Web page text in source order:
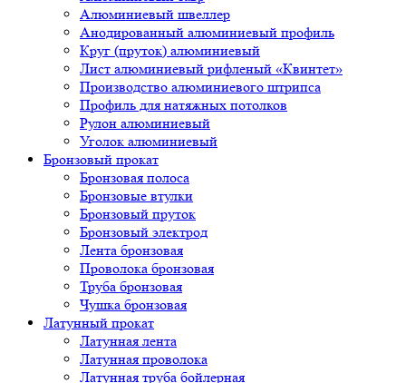
Алюминиевый швеллер
Анодированный алюминиевый профиль
Круг (пруток) алюминиевый
Лист алюминиевый рифленый «Квинтет»
Производство алюминиевого штрипса
Профиль для натяжных потолков
Рулон алюминиевый
Уголок алюминиевый
Бронзовый прокат
Бронзовая полоса
Бронзовые втулки
Бронзовый пруток
Бронзовый электрод
Лента бронзовая
Проволока бронзовая
Труба бронзовая
Чушка бронзовая
Латунный прокат
Латунная лента
Латунная проволока
Латунная труба бойлерная